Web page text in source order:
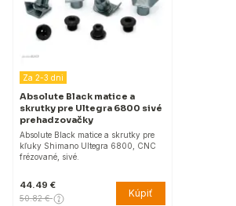
Za 2-3 dni
Absolute Black matice a
skrutky pre Ultegra 6800 sivé
prehadzovačky
Absolute Black matice a skrutky pre
kľuky Shimano Ultegra 6800, CNC
frézované, sivé.
44.49 €
50.82 € Kúpiť